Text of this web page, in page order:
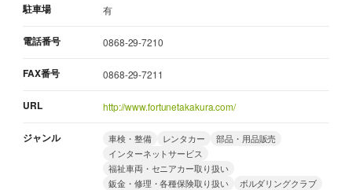
駐車場 有
電話番号 0868-29-7210
FAX番号 0868-29-7211
URL http://www.fortunetakakura.com/
ジャンル 車検・整備 レンタカー
部品・用品販売
インターネットサービス
福祉車両・セニアカー取り扱い
鈑金・修理・各種保険取り扱い
ボルダリングクラブ